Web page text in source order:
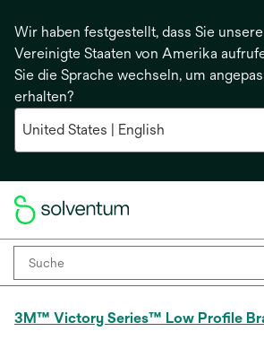
Wir haben festgestellt, dass Sie
Vereinigte Staaten von Amerika
Sie die Sprache wechseln, um
erhalten?
3M™ Victory Series™ Low Profile